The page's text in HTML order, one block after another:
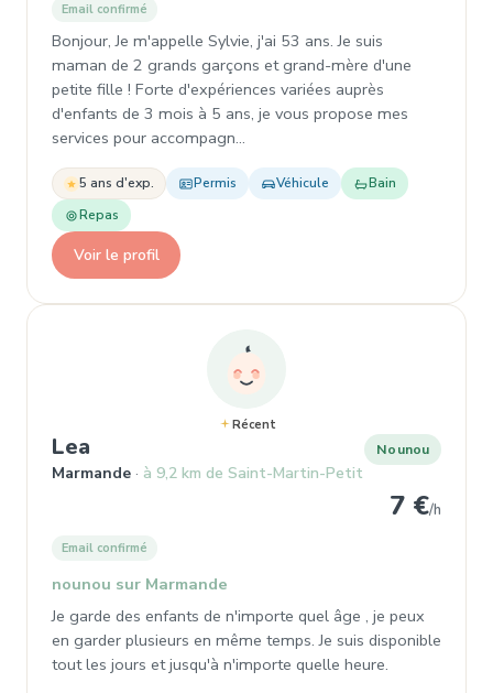
Email confirmé
Bonjour, Je m'appelle Sylvie, j'ai 53 ans. Je suis
maman de 2 grands garçons et grand-mère d'une
petite fille ! Forte d'expériences variées auprès
d'enfants de 3 mois à 5 ans, je vous propose mes
services pour accompagn…
5 ans d'exp. Permis Véhicule
Bain
Repas
Voir le profil
Récent
Lea
Marmande à 9,2 km de Saint-Martin-Petit
Nounou
7 €/h
Email confirmé
nounou sur Marmande
Je garde des enfants de n'importe quel âge , je peux
en garder plusieurs en même temps. Je suis disponible
tout les jours et jusqu'à n'importe quelle heure.